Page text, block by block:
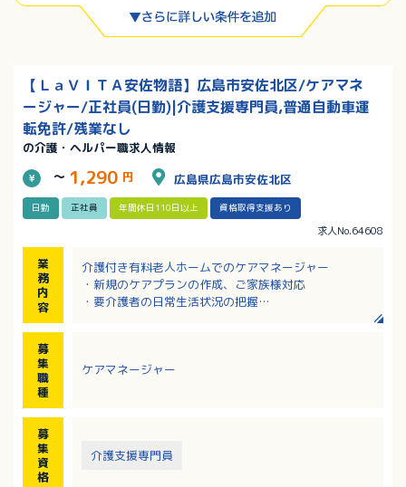
【ＬａＶＩＴＡ安佐物語】広島市安佐北区/ケアマネ
ージャー/正社員(日勤)|介護支援専門員,普通自動車運
転免許/残業なし
の介護・ヘルパー職求人情報
～ 1,290 円 広島県広島市安佐北区
日勤 正社員 年間休日110日以上 資格取得支援あり
求人No.64608
業
務
内
容
介護付き有料老人ホームでのケアマネージャー
・新規のケアプランの作成、ご家族様対応
・要介護者の日常生活状況の把握
募
集
職
種
ケアマネージャー
募
集
資
格
介護支援専門員